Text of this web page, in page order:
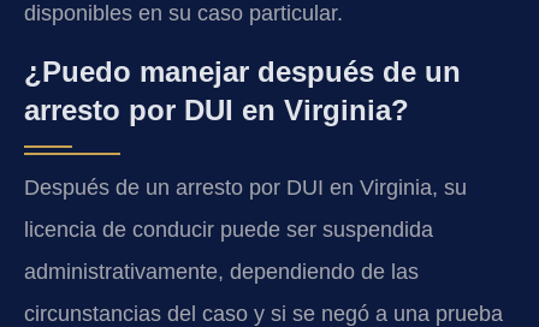
disponibles en su caso particular.
¿Puedo manejar después de un
arresto por DUI en Virginia?
Después de un arresto por DUI en Virginia, su
licencia de conducir puede ser suspendida
administrativamente, dependiendo de las
circunstancias del caso y si se negó a una prueba